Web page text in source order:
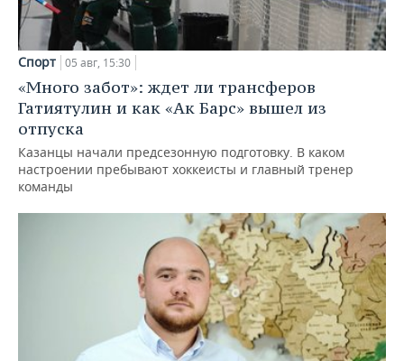
Спорт 05 авг, 15:30
«Много забот»: ждет ли трансферов
Гатиятулин и как «Ак Барс» вышел из
отпуска
Казанцы начали предсезонную подготовку. В каком
настроении пребывают хоккеисты и главный тренер
команды